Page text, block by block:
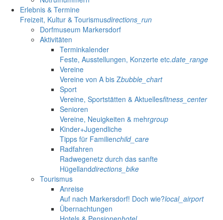
Erlebnis & Termine
Freizeit, Kultur & Tourismusdirections_run
Dorfmuseum Markersdorf
Aktivitäten
Terminkalender
Feste, Ausstellungen, Konzerte etc.date_range
Vereine
Vereine von A bis Zbubble_chart
Sport
Vereine, Sportstätten & Aktuellesfitness_center
Senioren
Vereine, Neuigkeiten & mehrgroup
Kinder+Jugendliche
Tipps für Familienchild_care
Radfahren
Radwegenetz durch das sanfte
Hügellanddirections_bike
Tourismus
Anreise
Auf nach Markersdorf! Doch wie?local_airport
Übernachtungen